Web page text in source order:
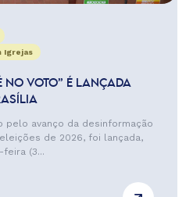
Igrejas
NO VOTO” É LANÇADA
pelo avanço da desinformação
de 2026, foi lançada,
(3...